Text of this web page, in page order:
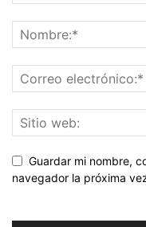
Guardar mi nombre,
navegador la próxima